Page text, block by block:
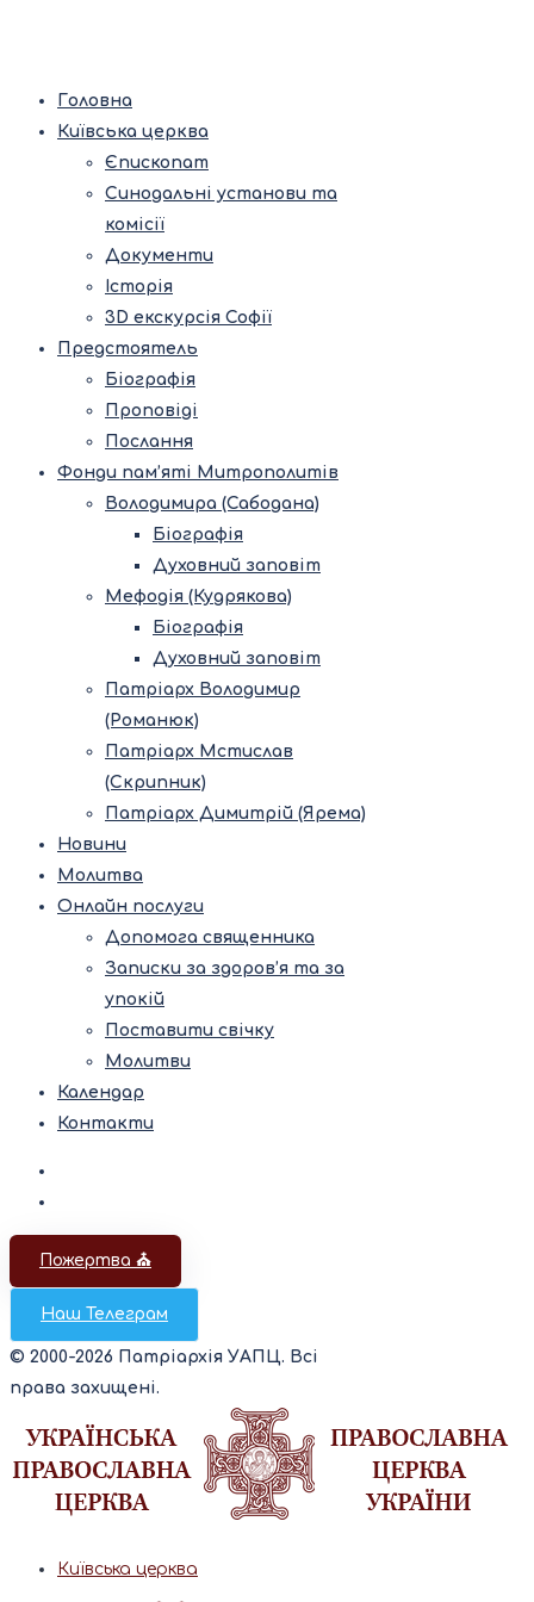
Головна
Київська церква
Єпископат
Синодальні установи та
комісії
Документи
Історія
3D екскурсія Софії
Предстоятель
Біографія
Проповіді
Послання
Фонди пам’яті Митрополитів
Володимира (Сабодана)
Біографія
Духовний заповіт
Мефодія (Кудрякова)
Біографія
Духовний заповіт
Патріарх Володимир
(Романюк)
Патріарх Мстислав
(Скрипник)
Патріарх Димитрій (Ярема)
Новини
Молитва
Онлайн послуги
Допомога священника
Записки за здоров’я та за
упокій
Поставити свічку
Молитви
Календар
Контакти
Пожертва ⛪️
Наш Телеграм
© 2000-2026 Патріархія УАПЦ. Всі
права захищені.
Київська церква